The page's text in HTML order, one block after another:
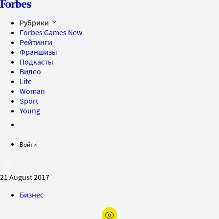
Рубрики
Forbes Games New
Рейтинги
Франшизы
Подкасты
Видео
Life
Woman
Sport
Young
Войти
21 August 2017
Бизнес